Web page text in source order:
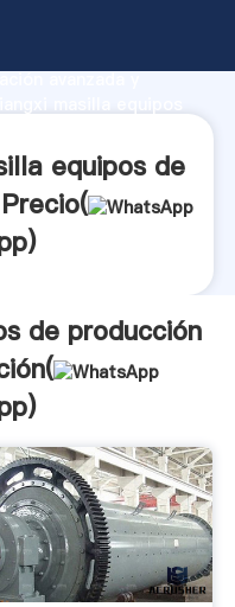
avanzada y
equipos de
)
de producción
)